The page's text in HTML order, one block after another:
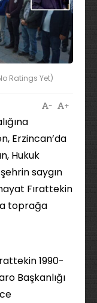
Ratings Yet)
+
-
Erzincan’da
Hukuk
saygın
Fırattekin
toprağa
1990-
Başkanlığı